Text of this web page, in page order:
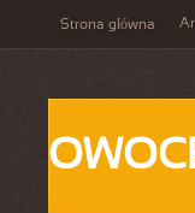
Strona główna